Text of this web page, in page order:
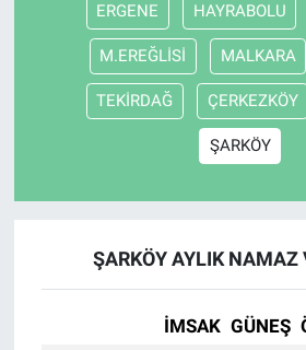
ERGENE HAYRABOLU
M.EREĞLİSİ MALKARA
TEKİRDAĞ ÇERKEZKÖY
ŞARKÖY
ŞARKÖY AYLIK NAMAZ
İMSAK GÜNEŞ